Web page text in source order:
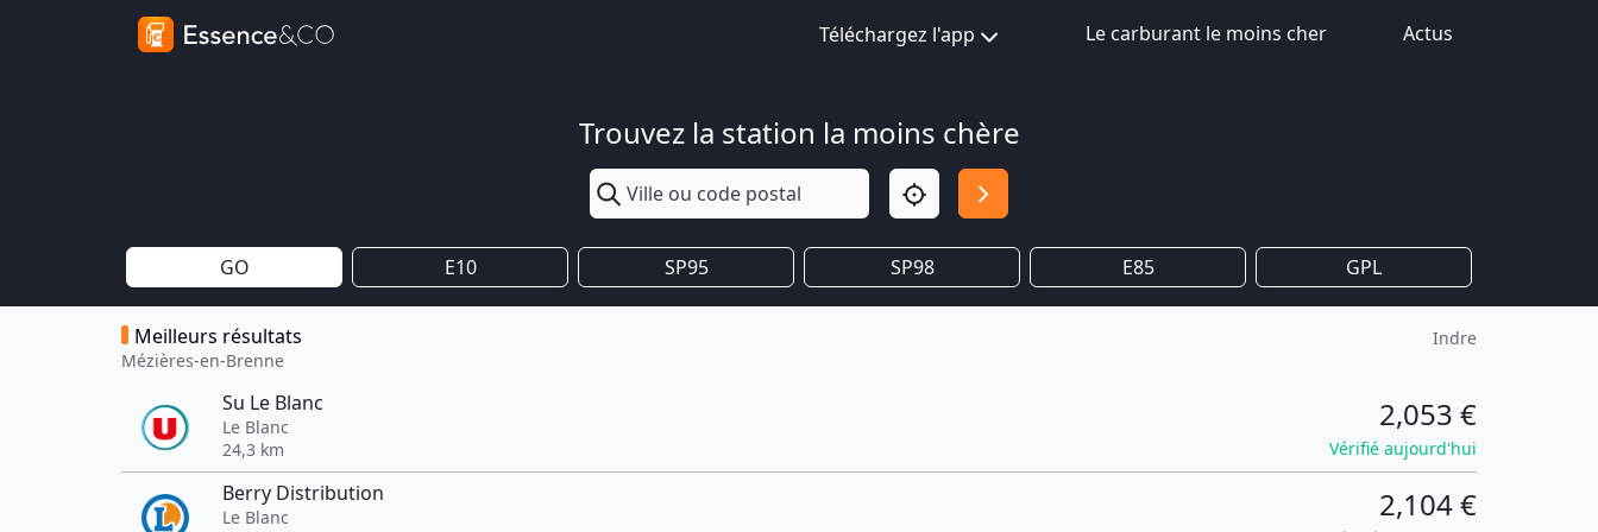
Téléchargez l'app Le carburant le moins cher Actus
Trouvez la station la moins chère
GO E10 SP95 SP98 E85 GPL
Meilleurs résultats
Mézières-en-Brenne
Indre
Su Le Blanc
Le Blanc
24,3 km
2,053 €
Vérifié aujourd'hui
Berry Distribution
Le Blanc
2,104 €